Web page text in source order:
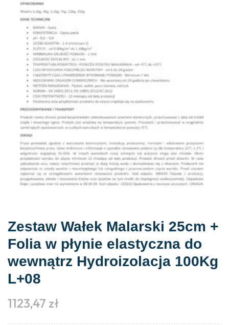
Zestaw Wałek Malarski 25cm +
Folia w płynie elastyczna do
wewnątrz Hydroizolacja 100Kg
L+08
1123,47 zł